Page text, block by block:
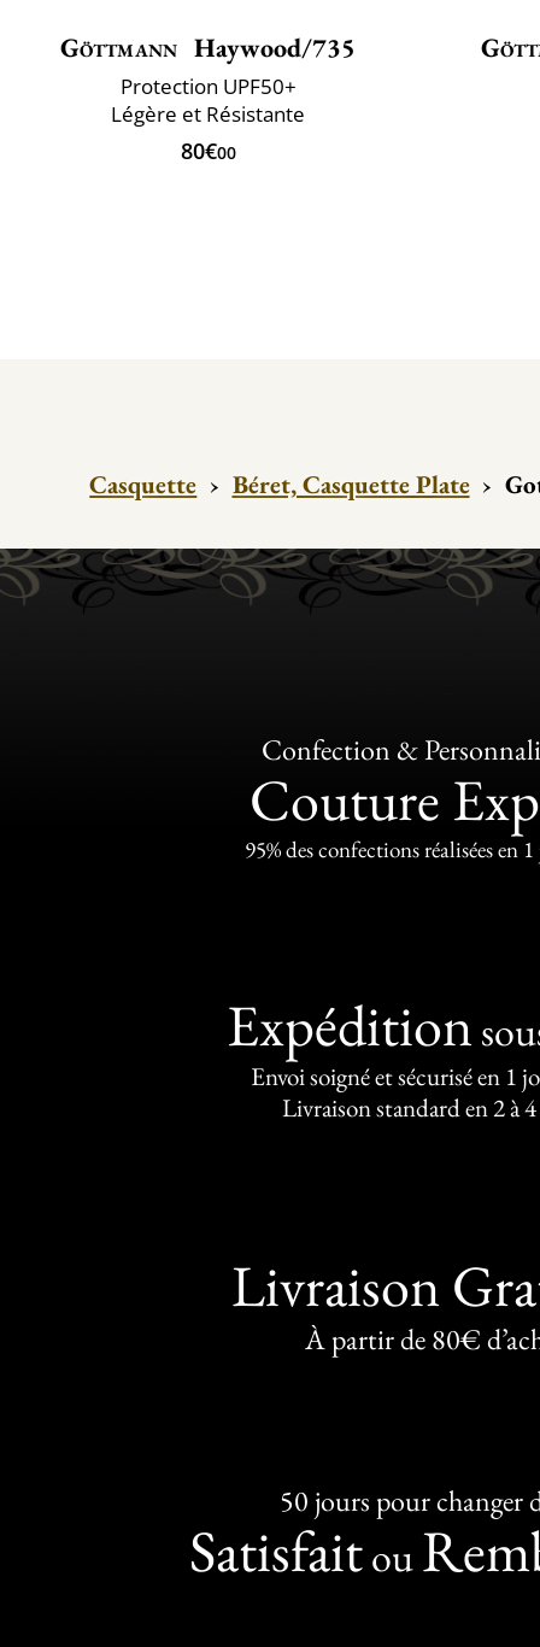
Göttmann Haywood/735
Protection UPF50+
Légère et Résistante
80€00
Casquette › Béret, Casquette Plate ›
Confection &
Couture
95% des confections réalisées en
Expédition
Envoi soigné et sécurisé en 1
Livraison standard en 2 à
Livraison
À partir de 80€
50 jours pour changer
Satisfaitou